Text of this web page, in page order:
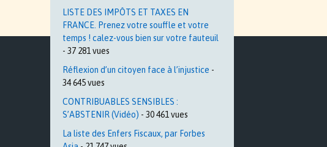
LISTE DES IMPÔTS ET TAXES EN
FRANCE. Prenez votre souffle et votre
temps ! calez-vous bien sur votre fauteuil
- 37 281 vues
Réflexion d’un citoyen face à l’injustice -
34 645 vues
CONTRIBUABLES SENSIBLES :
S’ABSTENIR (Vidéo) - 30 461 vues
La liste des Enfers Fiscaux, par Forbes